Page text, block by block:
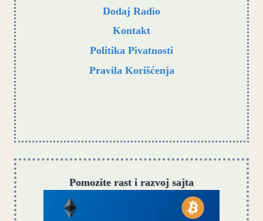
Dodaj Radio
Kontakt
Politika Pivatnosti
Pravila Korišćenja
Pomozite rast i razvoj sajta